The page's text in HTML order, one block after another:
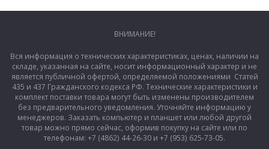
ВНИМАНИЕ!
Вся информация о технических характеристиках, ценах, наличии на
складе, указанная на сайте, носит информационный характер и не
является публичной офертой, определяемой положениями Статей
435 и 437 Гражданского кодекса РФ. Технические характеристики и
комплект поставки товара могут быть изменены производителем
без предварительного уведомления. Уточняйте информацию у
менеджеров. Заказать компьютер и планшет или любой другой
товар можно прямо сейчас, оформив покупку на сайте или по
телефонам: +7 (4862) 44-26-30 и +7 (953) 625-73-05.